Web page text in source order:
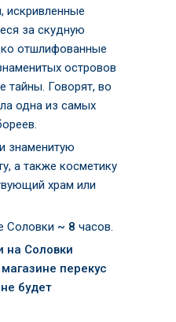
искривленные
за скудную
отшлифованные
островов
тайны. Говорят, во
одна из самых
знаменитую
а также косметику
храм или
Соловки ~ 8 часов.
на Соловки
перекус
будет